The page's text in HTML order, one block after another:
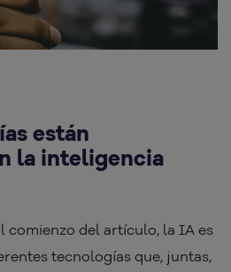
están
la inteligencia
comienzo del artículo, la IA es
tecnologías que, juntas,